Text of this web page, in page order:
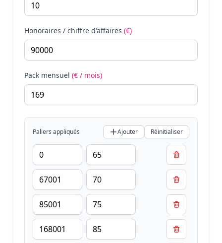
Honoraires / chiffre d'affaires (€)
Pack mensuel (€ / mois)
Paliers appliqués Ajouter Réinitialiser